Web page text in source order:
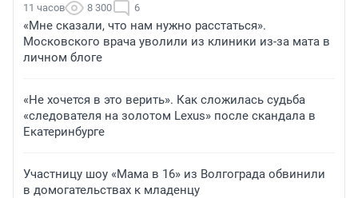
11 часов 8 300 6
«Мне сказали, что нам нужно расстаться».
Московского врача уволили из клиники из-за мата в
личном блоге
«Не хочется в это верить». Как сложилась судьба
«следователя на золотом Lexus» после скандала в
Екатеринбурге
Участницу шоу «Мама в 16» из Волгограда обвинили
в домогательствах к младенцу